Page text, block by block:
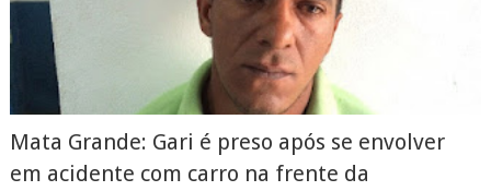
Mata Grande: Gari é preso após se envolver
em acidente com carro na frente da